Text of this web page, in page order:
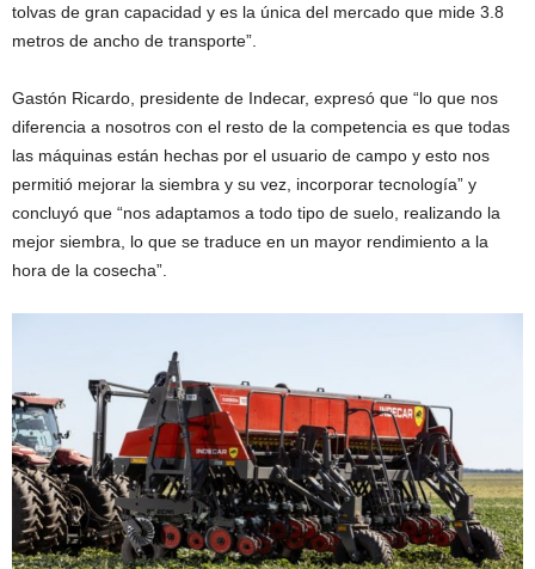
tolvas de gran capacidad y es la única del mercado que mide 3.8
metros de ancho de transporte”.
Gastón Ricardo, presidente de Indecar, expresó que “lo que nos
diferencia a nosotros con el resto de la competencia es que todas
las máquinas están hechas por el usuario de campo y esto nos
permitió mejorar la siembra y su vez, incorporar tecnología” y
concluyó que “nos adaptamos a todo tipo de suelo, realizando la
mejor siembra, lo que se traduce en un mayor rendimiento a la
hora de la cosecha”.